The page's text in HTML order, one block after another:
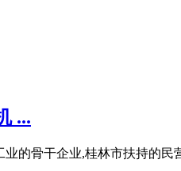
...
的骨干企业,桂林市扶持的民